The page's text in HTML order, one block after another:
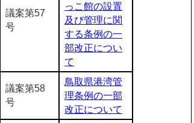
議案第57
号
っこ館の設置
及び管理に関
する条例の一
部改正につい
て
議案第58
号
鳥取県港湾管
理条例の一部
改正について